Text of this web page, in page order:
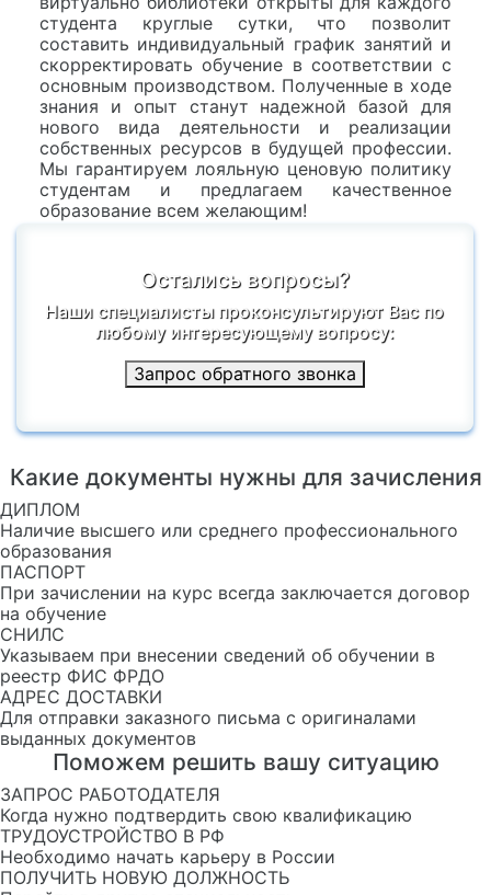
студента круглые сутки, что позволит
составить индивидуальный график занятий и
скорректировать обучение в соответствии с
основным производством. Полученные в ходе
знания и опыт станут надежной базой для
нового вида деятельности и реализации
собственных ресурсов в будущей профессии.
Мы гарантируем лояльную ценовую политику
студентам и предлагаем качественное
образование всем желающим!
Остались вопросы?
Наши специалисты проконсультируют Вас по
любому интересующему вопросу:
Запрос обратного звонка
Какие документы нужны для зачисления
ДИПЛОМ
Наличие высшего или среднего профессионального
образования
ПАСПОРТ
При зачислении на курс всегда заключается договор
на обучение
СНИЛС
Указываем при внесении сведений об обучении в
реестр ФИС ФРДО
АДРЕС ДОСТАВКИ
Для отправки заказного письма с оригиналами
выданных документов
Поможем решить вашу ситуацию
ЗАПРОС РАБОТОДАТЕЛЯ
Когда нужно подтвердить свою квалификацию
ТРУДОУСТРОЙСТВО В РФ
Необходимо начать карьеру в России
ПОЛУЧИТЬ НОВУЮ ДОЛЖНОСТЬ